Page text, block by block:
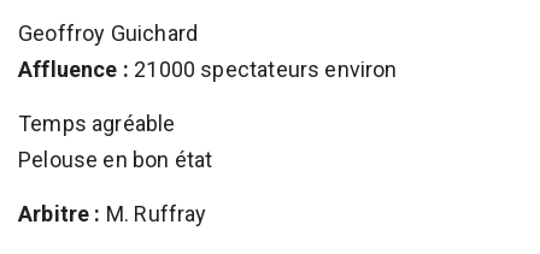
Geoffroy Guichard
Affluence : 21000 spectateurs environ
Temps agréable
Pelouse en bon état
Arbitre : M. Ruffray